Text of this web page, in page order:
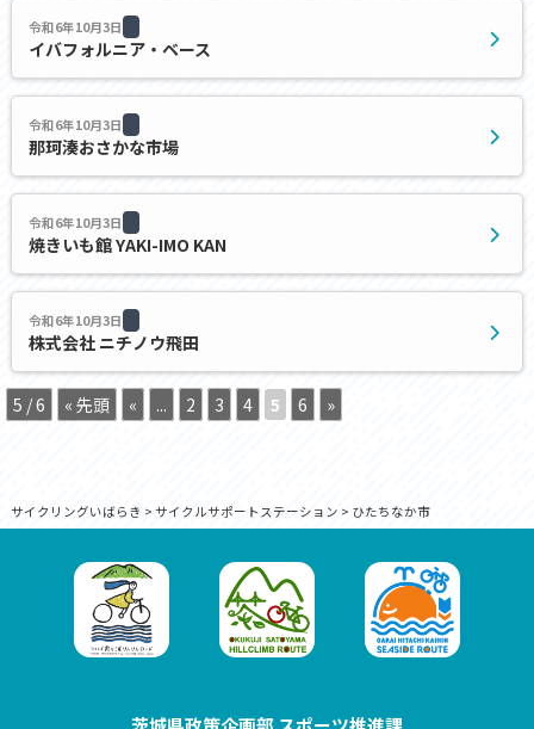
令和6年10月3日
イバフォルニア・ベース
令和6年10月3日
那珂湊おさかな市場
令和6年10月3日
焼きいも館 YAKI-IMO KAN
令和6年10月3日
株式会社 ニチノウ飛田
5 / 6 « 先頭 « ... 2 3 4 5 6 »
サイクリングいばらき > サイクルサポートステーション > ひたちなか市